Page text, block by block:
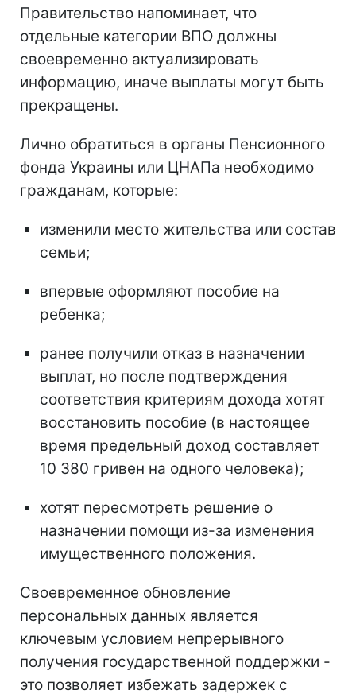
Правительство напоминает, что
отдельные категории ВПО должны
своевременно актуализировать
информацию, иначе выплаты могут быть
прекращены.
Лично обратиться в органы Пенсионного
фонда Украины или ЦНАПа необходимо
гражданам, которые:
изменили место жительства или состав
семьи;
впервые оформляют пособие на
ребенка;
ранее получили отказ в назначении
выплат, но после подтверждения
соответствия критериям дохода хотят
восстановить пособие (в настоящее
время предельный доход составляет
10 380 гривен на одного человека);
хотят пересмотреть решение о
назначении помощи из-за изменения
имущественного положения.
Своевременное обновление
персональных данных является
ключевым условием непрерывного
получения государственной поддержки -
это позволяет избежать задержек с